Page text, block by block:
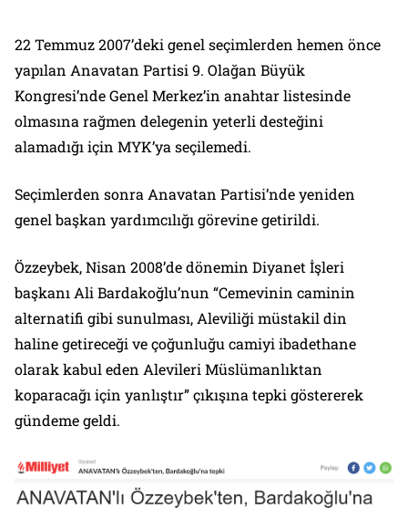
22 Temmuz 2007’deki genel seçimlerden hemen önce
yapılan Anavatan Partisi 9. Olağan Büyük
Kongresi’nde Genel Merkez’in anahtar listesinde
olmasına rağmen delegenin yeterli desteğini
alamadığı için MYK’ya seçilemedi.
Seçimlerden sonra Anavatan Partisi’nde yeniden
genel başkan yardımcılığı görevine getirildi.
Özzeybek, Nisan 2008’de dönemin Diyanet İşleri
başkanı Ali Bardakoğlu’nun “Cemevinin caminin
alternatifi gibi sunulması, Aleviliği müstakil din
haline getireceği ve çoğunluğu camiyi ibadethane
olarak kabul eden Alevileri Müslümanlıktan
koparacağı için yanlıştır” çıkışına tepki göstererek
gündeme geldi.